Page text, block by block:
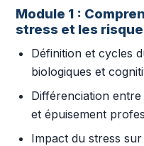
Module 1 :
stress et les
Définition et cycles
biologiques et
Différenciation
et épuisement
Impact du stress